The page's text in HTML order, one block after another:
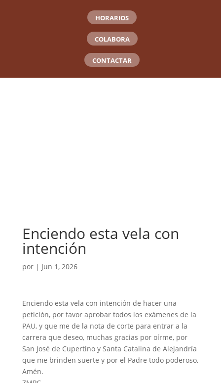
HORARIOS
COLABORA
CONTACTAR
Enciendo esta vela con
intención
por | Jun 1, 2026
Enciendo esta vela con intención de hacer una
petición, por favor aprobar todos los exámenes de la
PAU, y que me de la nota de corte para entrar a la
carrera que deseo, muchas gracias por oírme, por
San José de Cupertino y Santa Catalina de Alejandría
que me brinden suerte y por el Padre todo poderoso,
Amén.